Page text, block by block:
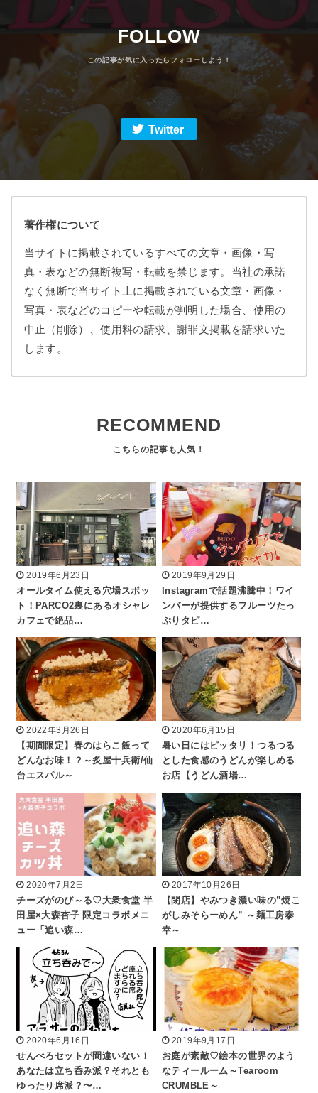
FOLLOW
Twitter
著作権について
当サイトに掲載されているすべての文章・画像・写
真・表などの無断複写・転載を禁じます。当社の承諾
なく無断で当サイト上に掲載されている文章・画像・
写真・表などのコピーや転載が判明した場合、使用の
中止（削除）、使用料の請求、謝罪文掲載を請求いた
します。
RECOMMEND
2019年6月23日
オールタイム使える穴場スポッ
ト！PARCO2裏にあるオシャレ
カフェで絶品…
2019年9月29日
Instagramで話題沸騰中！ワイ
ンバーが提供するフルーツたっ
ぷりタピ…
2022年3月26日
【期間限定】春のはらこ飯って
どんなお味！？～炙屋十兵衛/仙
台エスパル～
2020年6月15日
暑い日にはピッタリ！つるつる
とした食感のうどんが楽しめる
お店【うどん酒場…
2020年7月2日
チーズがのび～る♡大衆食堂 半
田屋×大森杏子 限定コラボメニ
ュー「追い森…
2017年10月26日
【閉店】やみつき濃い味の”焼こ
がしみそらーめん” ～麺工房泰
幸～
2020年6月16日
せんべろセットが間違いない！
あなたは立ち呑み派？それとも
ゆったり席派？〜…
2019年9月17日
お庭が素敵♡絵本の世界のよう
なティールーム～Tearoom
CRUMBLE～